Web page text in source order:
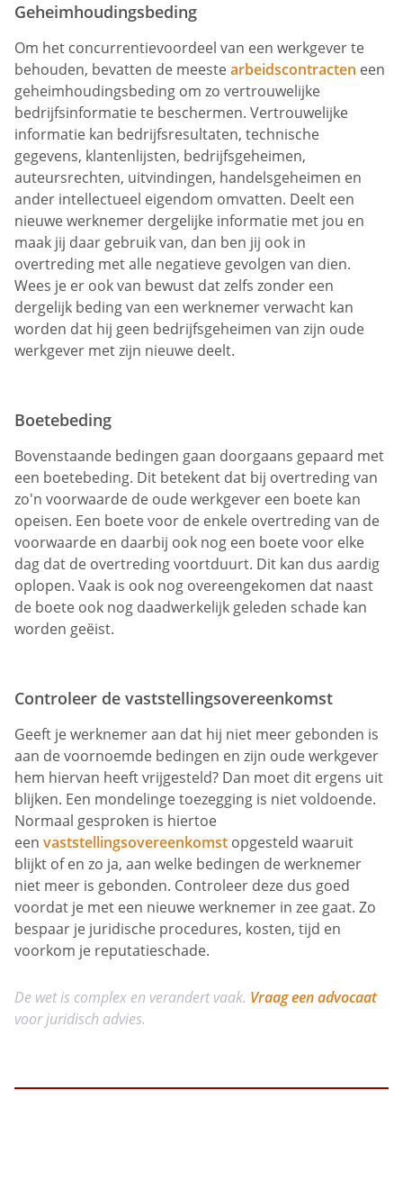
Geheimhoudingsbeding
Om het concurrentievoordeel van een werkgever te
behouden, bevatten de meestearbeidscontracten een
geheimhoudingsbeding om zo vertrouwelijke
bedrijfsinformatie te beschermen. Vertrouwelijke
informatie kan bedrijfsresultaten, technische
gegevens, klantenlijsten, bedrijfsgeheimen,
auteursrechten, uitvindingen, handelsgeheimen en
ander intellectueel eigendom omvatten. Deelt een
nieuwe werknemer dergelijke informatie met jou en
maak jij daar gebruik van, dan ben jij ook in
overtreding met alle negatieve gevolgen van dien.
Wees je er ook van bewust dat zelfs zonder een
dergelijk beding van een werknemer verwacht kan
worden dat hij geen bedrijfsgeheimen van zijn oude
werkgever met zijn nieuwe deelt.
Boetebeding
Bovenstaande bedingen gaan doorgaans gepaard met
een boetebeding. Dit betekent dat bij overtreding van
zo'n voorwaarde de oude werkgever een boete kan
opeisen. Een boete voor de enkele overtreding van de
voorwaarde en daarbij ook nog een boete voor elke
dag dat de overtreding voortduurt. Dit kan dus aardig
oplopen. Vaak is ook nog overeengekomen dat naast
de boete ook nog daadwerkelijk geleden schade kan
worden geëist.
Controleer de vaststellingsovereenkomst
Geeft je werknemer aan dat hij niet meer gebonden is
aan de voornoemde bedingen en zijn oude werkgever
hem hiervan heeft vrijgesteld? Dan moet dit ergens uit
blijken. Een mondelinge toezegging is niet voldoende.
Normaal gesproken is hiertoe
een vaststellingsovereenkomst opgesteld waaruit
blijkt of en zo ja, aan welke bedingen de werknemer
niet meer is gebonden. Controleer deze dus goed
voordat je met een nieuwe werknemer in zee gaat. Zo
bespaar je juridische procedures, kosten, tijd en
voorkom je reputatieschade.
De wet is complex en verandert vaak. Vraag een advocaat
voor juridisch advies.